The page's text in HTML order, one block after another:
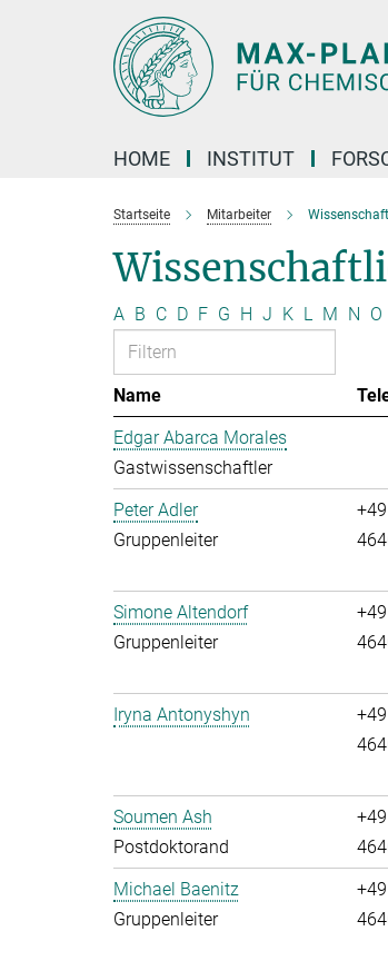
HOME INSTITUT
Startseite Mitarbeiter
A B C D F G H J K L M N O
Name
Edgar Abarca Morales
Gastwissenschaftler
Peter Adler
Gruppenleiter
Simone Altendorf
Gruppenleiter
Iryna Antonyshyn
Soumen Ash
Postdoktorand
Michael Baenitz
Gruppenleiter